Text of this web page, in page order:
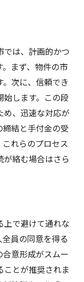
では、計画的かつ
まず、物件の市
次に、信頼でき
します。この段
め、迅速な対応が
結と手付金の受
れらのプロセス
が絡む場合はさら
上で避けて通れな
員の同意を得る
意形成がスムー
とが推奨されま